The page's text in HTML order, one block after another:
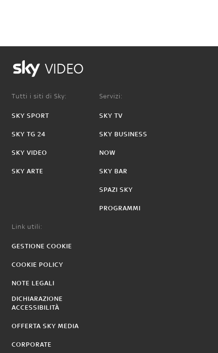
VIDEO
Tutti i siti di Sky:
SKY SPORT
SKY TG 24
SKY VIDEO
SKY ARTE
Servizi:
SKY TV
SKY BUSINESS
NOW
SKY BAR
SPAZI SKY
PROGRAMMI
Link utili:
GESTIONE COOKIE
COOKIE POLICY
NOTE LEGALI
DICHIARAZIONE
ACCESSIBILITÀ
OFFERTA SKY MEDIA
CORPORATE